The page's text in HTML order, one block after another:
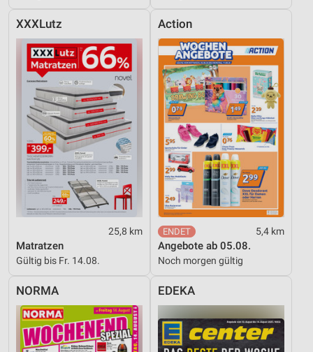
XXXLutz
25,8 km
Matratzen
Gültig bis Fr. 14.08.
Action
5,4 km
Angebote ab 05.08.
Noch morgen gültig
NORMA EDEKA